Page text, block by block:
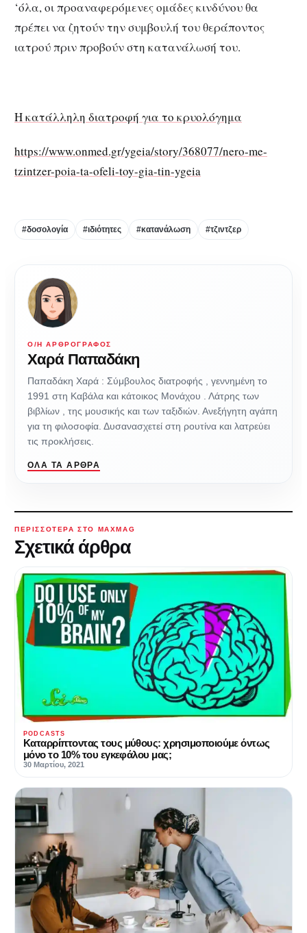
‘όλα, οι προαναφερόμενες ομάδες κινδύνου θα
πρέπει να ζητούν την συμβουλή του θεράποντος
ιατρού πριν προβούν στη κατανάλωσή του.
Η κατάλληλη διατροφή για το κρυολόγημα
https://www.onmed.gr/ygeia/story/368077/nero-me-
tzintzer-poia-ta-ofeli-toy-gia-tin-ygeia
#δοσολογία #ιδιότητες #κατανάλωση #τζιντζερ
Ο/Η ΑΡΘΡΟΓΡΆΦΟΣ
Χαρά Παπαδάκη
Παπαδάκη Χαρά : Σύμβουλος διατροφής , γεννημένη το
1991 στη Καβάλα και κάτοικος Μονάχου . Λάτρης των
βιβλίων , της μουσικής και των ταξιδιών. Ανεξήγητη αγάπη
για τη φιλοσοφία. Δυσανασχετεί στη ρουτίνα και λατρεύει
τις προκλήσεις.
ΌΛΑ ΤΑ ΆΡΘΡΑ
ΠΕΡΙΣΣΌΤΕΡΑ ΣΤΟ MAXMAG
Σχετικά άρθρα
PODCASTS
Καταρρίπτοντας τους μύθους: χρησιμοποιούμε όντως
μόνο το 10% του εγκεφάλου μας;
30 Μαρτίου, 2021